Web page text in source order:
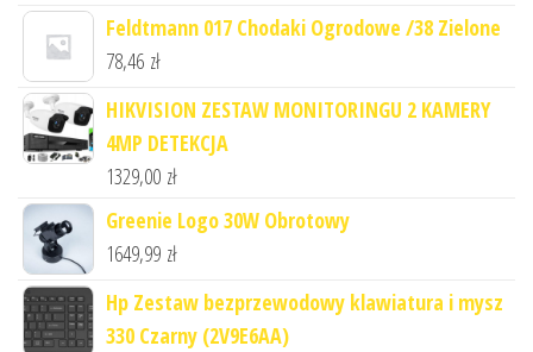
Feldtmann 017 Chodaki Ogrodowe /38 Zielone
78,46 zł
HIKVISION ZESTAW MONITORINGU 2 KAMERY
4MP DETEKCJA
1329,00 zł
Greenie Logo 30W Obrotowy
1649,99 zł
Hp Zestaw bezprzewodowy klawiatura i mysz
330 Czarny (2V9E6AA)